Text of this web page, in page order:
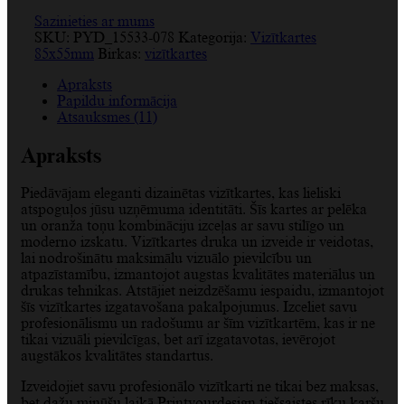
Sazinieties ar mums
SKU: PYD_15533-078 Kategorija: Vizītkartes
85x55mm Birkas: vizītkartes
Apraksts
Papildu informācija
Atsauksmes (11)
Apraksts
Piedāvājam eleganti dizainētas vizītkartes, kas lieliski
atspoguļos jūsu uzņēmuma identitāti. Šīs kartes ar pelēka
un oranža toņu kombināciju izceļas ar savu stilīgo un
moderno izskatu. Vizītkartes druka un izveide ir veidotas,
lai nodrošinātu maksimālu vizuālo pievilcību un
atpazīstamību, izmantojot augstas kvalitātes materiālus un
drukas tehnikas. Atstājiet neizdzēšamu iespaidu, izmantojot
šīs vizītkartes izgatavošana pakalpojumus. Izceliet savu
profesionālismu un radošumu ar šīm vizītkartēm, kas ir ne
tikai vizuāli pievilcīgas, bet arī izgatavotas, ievērojot
augstākos kvalitātes standartus.
Izveidojiet savu profesionālo vizītkarti ne tikai bez maksas,